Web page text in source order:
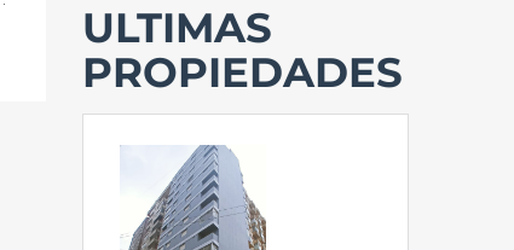
ULTIMAS
PROPIEDADES